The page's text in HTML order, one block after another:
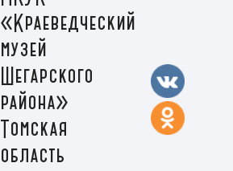
«Краеведческий
музей
Шегарского
района»
Томская
область